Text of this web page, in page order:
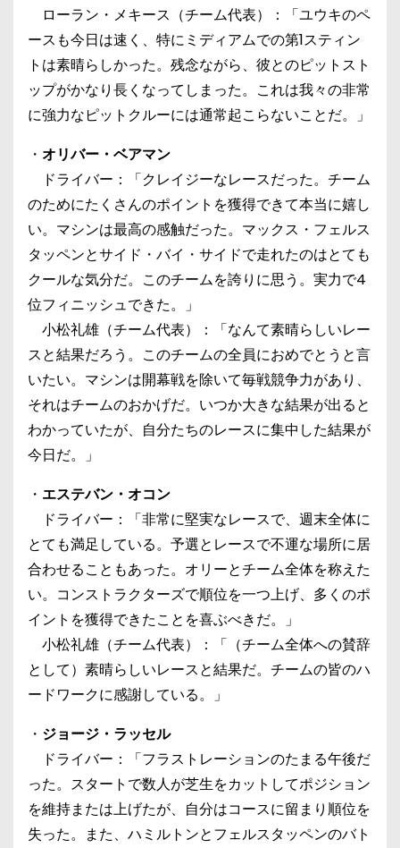
ローラン・メキース（チーム代表）：「ユウキのペ
ースも今日は速く、特にミディアムでの第1スティン
トは素晴らしかった。残念ながら、彼とのピットスト
ップがかなり長くなってしまった。これは我々の非常
に強力なピットクルーには通常起こらないことだ。」
・ オリバー・ベアマン
ドライバー：「クレイジーなレースだった。チーム
のためにたくさんのポイントを獲得できて本当に嬉し
い。マシンは最高の感触だった。マックス・フェルス
タッペンとサイド・バイ・サイドで走れたのはとても
クールな気分だ。このチームを誇りに思う。実力で4
位フィニッシュできた。」
小松礼雄（チーム代表）：「なんて素晴らしいレー
スと結果だろう。このチームの全員におめでとうと言
いたい。マシンは開幕戦を除いて毎戦競争力があり、
それはチームのおかげだ。いつか大きな結果が出ると
わかっていたが、自分たちのレースに集中した結果が
今日だ。」
・ エステバン・オコン
ドライバー：「非常に堅実なレースで、週末全体に
とても満足している。予選とレースで不運な場所に居
合わせることもあった。オリーとチーム全体を称えた
い。コンストラクターズで順位を一つ上げ、多くのポ
イントを獲得できたことを喜ぶべきだ。」
小松礼雄（チーム代表）：「（チーム全体への賛辞
として）素晴らしいレースと結果だ。チームの皆のハ
ードワークに感謝している。」
・ ジョージ・ラッセル
ドライバー：「フラストレーションのたまる午後だ
った。スタートで数人が芝生をカットしてポジション
を維持または上げたが、自分はコースに留まり順位を
失った。また、ハミルトンとフェルスタッペンのバト